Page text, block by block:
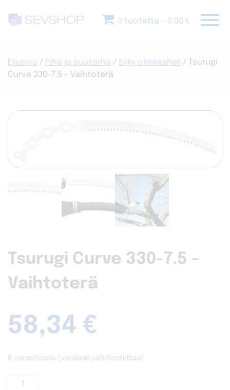
0 tuotetta 0,00 € menu
Etusivu / Piha ja puutarha / Silky oksasahat / Tsurugi
Curve 330-7.5 – Vaihtoterä
Tsurugi Curve 330-7.5 –
Vaihtoterä
58,34 €
6 varastossa (voidaan jälkitoimittaa)
Tsurugi